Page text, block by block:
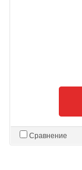
Сравнение